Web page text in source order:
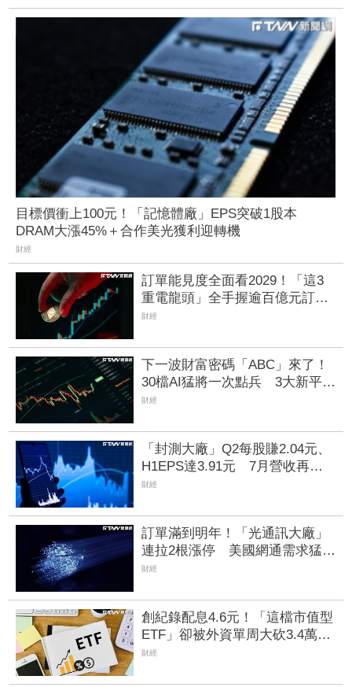
目標價衝上100元！「記憶體廠」EPS突破1股本
DRAM大漲45%＋合作美光獲利迎轉機
財經
訂單能見度全面看2029！「這3
重電龍頭」全手握逾百億元訂
單 市場聚焦董事會承認第二季
財經
下一波財富密碼「ABC」來了！
30檔AI猛將一次點兵 3大新平台
量產、CPO再迎催化劑
財經
「封測大廠」Q2每股賺2.04元、
H1EPS達3.91元 7月營收再喜
迎年月雙增
財經
訂單滿到明年！「光通訊大廠」
連拉2根漲停 美國網通需求猛7
月營收年增5成
財經
創紀錄配息4.6元！「這檔市值型
ETF」卻被外資單周大砍3.4萬
張 00923豪配3.05元同被抽回2
財經